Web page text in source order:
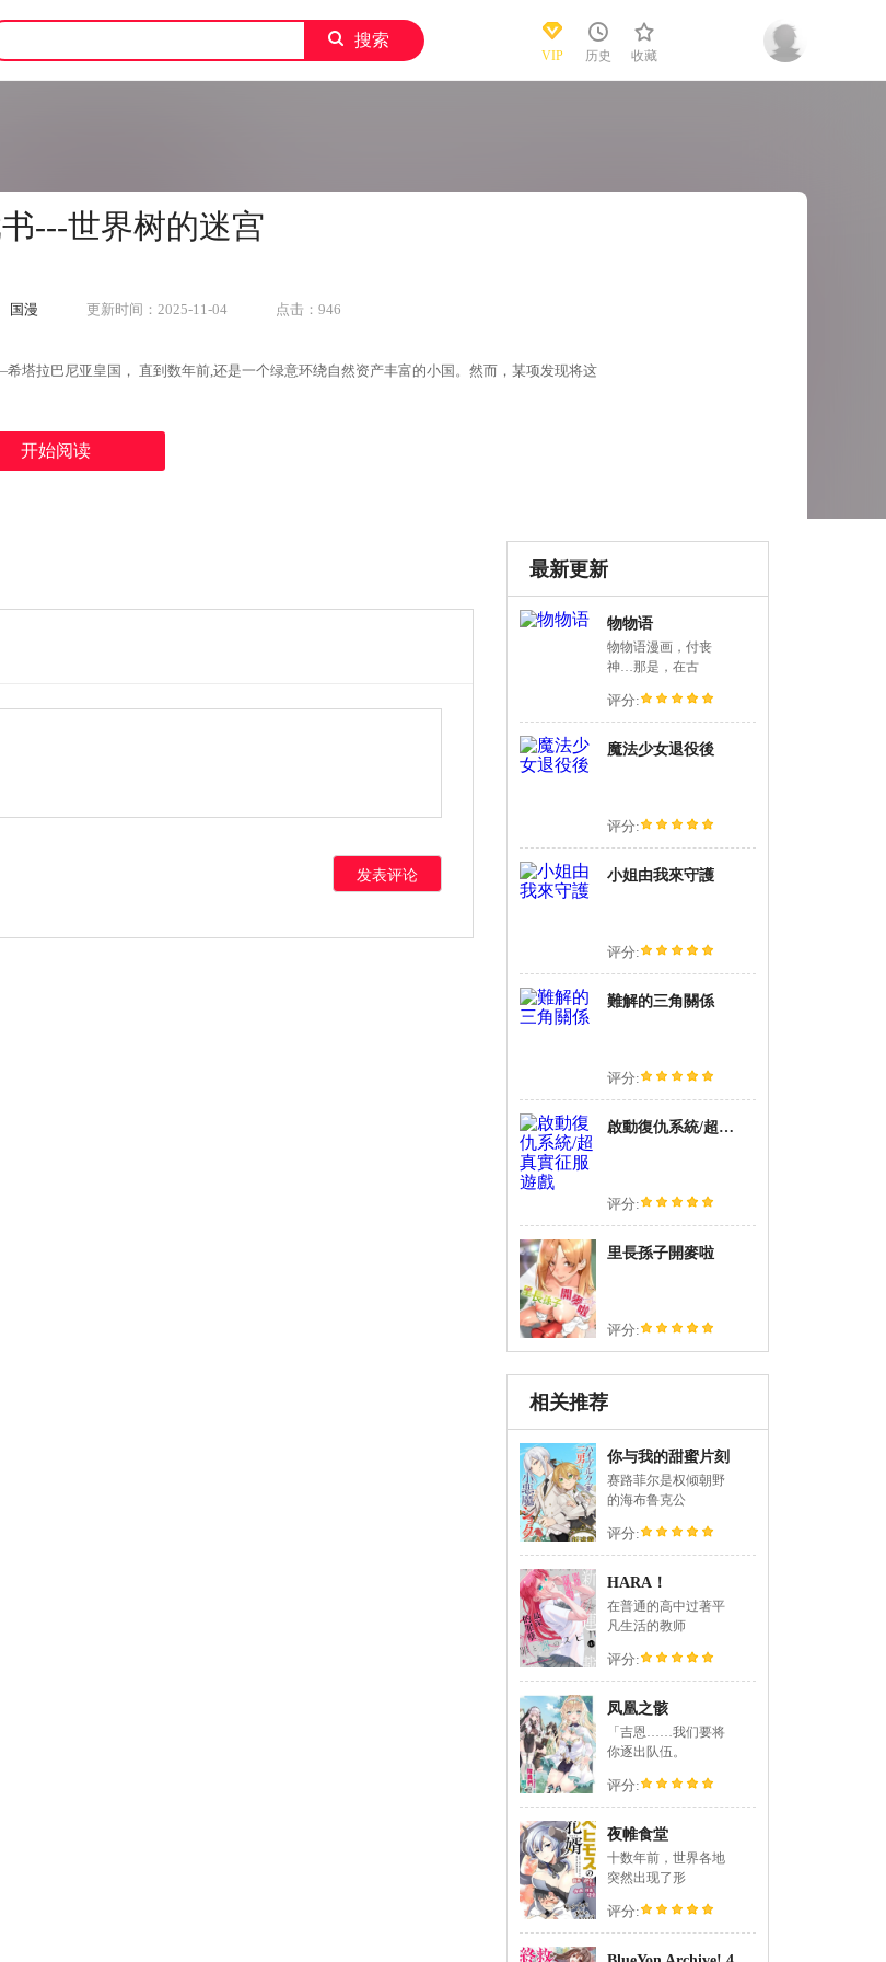
搜索
VIP 历史 收藏
---世界树的迷宫
国漫 更新时间：2025-11-04
点击：946
塔拉巴尼亚皇国， 直到数年前,还是一个绿意环绕自然资产丰富的小国。然而，某项发现将这
开始阅读
最新更新
物物语
物物语漫画，付丧
神…那是，在古
评分:
魔法少女退役後
评分:
小姐由我來守護
评分:
難解的三角關係
评分:
啟動復仇系統/超真實征服遊戲
评分:
里長孫子開麥啦
评分:
相关推荐
你与我的甜蜜片刻
赛路菲尔是权倾朝野
的海布鲁克公
评分:
HARA！
在普通的高中过著平
凡生活的教师
评分:
凤凰之骸
「吉恩……我们要将
你逐出队伍。
评分:
夜帷食堂
十数年前，世界各地
突然出现了形
评分: